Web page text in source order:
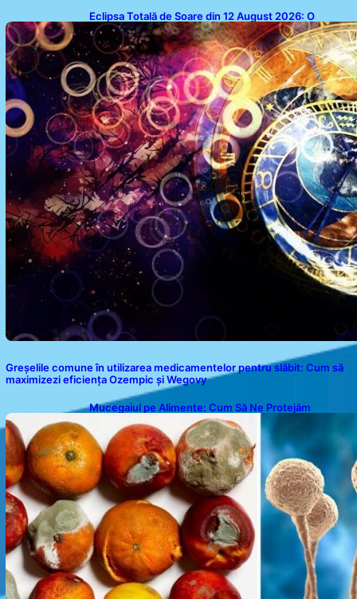
Eclipsa Totală de Soare din 12 August 2026: O
Analiză a Impactului asupra Trei Zodii și a Ciclului de
18 Ani
Greșelile comune în utilizarea medicamentelor pentru slăbit: Cum să
maximizezi eficiența Ozempic și Wegovy
Mucegaiul pe Alimente: Cum Să Ne Protejăm
Sănătatea?